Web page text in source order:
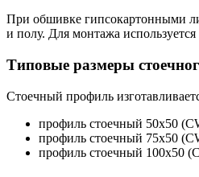
При обшивке гипсокартонными
и полу. Для монтажа
Типовые размеры
Стоечный профиль
профиль стоечный 50х50
профиль стоечный 75х50
профиль стоечный 100х50